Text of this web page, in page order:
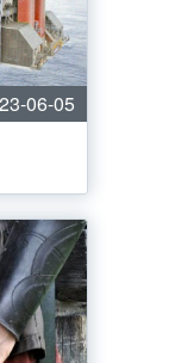
06-05